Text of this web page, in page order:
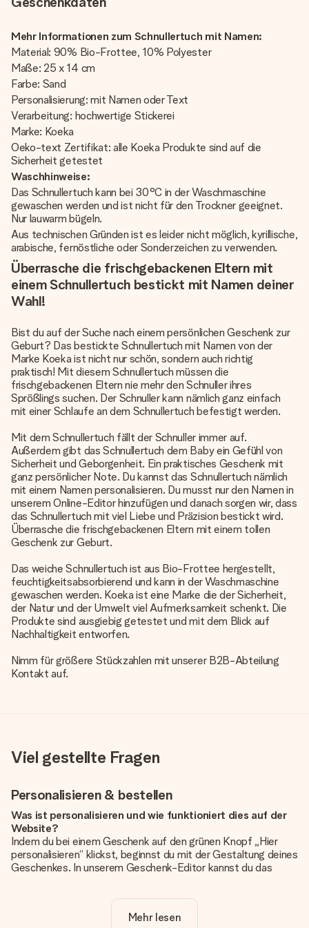
Mehr Informationen zum Schnullertuch mit Namen:
Material: 90% Bio-Frottee, 10% Polyester
Maße: 25 x 14 cm
Farbe: Sand
Personalisierung: mit Namen oder Text
Verarbeitung: hochwertige Stickerei
Marke: Koeka
Oeko-text Zertifikat: alle Koeka Produkte sind auf die
Sicherheit getestet
Waschhinweise:
Das Schnullertuch kann bei 30°C in der Waschmaschine
gewaschen werden und ist nicht für den Trockner geeignet.
Nur lauwarm bügeln.
Aus technischen Gründen ist es leider nicht möglich, kyrillische,
arabische, fernöstliche oder Sonderzeichen zu verwenden.
Überrasche die frischgebackenen Eltern mit
einem Schnullertuch bestickt mit Namen deiner
Wahl!
Bist du auf der Suche nach einem persönlichen Geschenk zur
Geburt? Das bestickte Schnullertuch mit Namen von der
Marke Koeka ist nicht nur schön, sondern auch richtig
praktisch! Mit diesem Schnullertuch müssen die
frischgebackenen Eltern nie mehr den Schnuller ihres
Sprößlings suchen. Der Schnuller kann nämlich ganz einfach
mit einer Schlaufe an dem Schnullertuch befestigt werden.
Mit dem Schnullertuch fällt der Schnuller immer auf.
Außerdem gibt das Schnullertuch dem Baby ein Gefühl von
Sicherheit und Geborgenheit. Ein praktisches Geschenk mit
ganz persönlicher Note. Du kannst das Schnullertuch nämlich
mit einem Namen personalisieren. Du musst nur den Namen in
unserem Online-Editor hinzufügen und danach sorgen wir, dass
das Schnullertuch mit viel Liebe und Präzision bestickt wird.
Überrasche die frischgebackenen Eltern mit einem tollen
Geschenk zur Geburt.
Das weiche Schnullertuch ist aus Bio-Frottee hergestellt,
feuchtigkeitsabsorbierend und kann in der Waschmaschine
gewaschen werden. Koeka ist eine Marke die der Sicherheit,
der Natur und der Umwelt viel Aufmerksamkeit schenkt. Die
Produkte sind ausgiebig getestet und mit dem Blick auf
Nachhaltigkeit entworfen.
Nimm für größere Stückzahlen mit unserer B2B-Abteilung
Kontakt auf.
Viel gestellte Fragen
Personalisieren & bestellen
Was ist personalisieren und wie funktioniert dies auf der
Website?
Indem du bei einem Geschenk auf den grünen Knopf „Hier
personalisieren“ klickst, beginnst du mit der Gestaltung deines
Geschenkes. In unserem Geschenk-Editor kannst du das
noch eines unserer angebotenen Designs, um deinem
Geschenk die perfekte Ausstrahlung zu verleihen.
Mehr lesen